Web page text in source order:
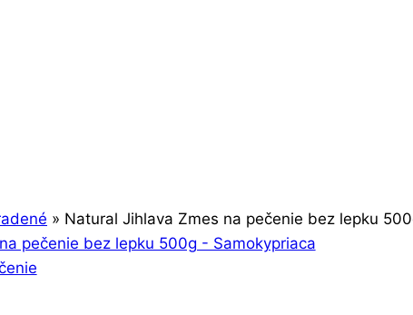
» Natural Jihlava Zmes na pečenie bez lepku